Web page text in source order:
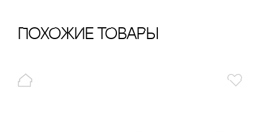
ПохОжИе тОваРы